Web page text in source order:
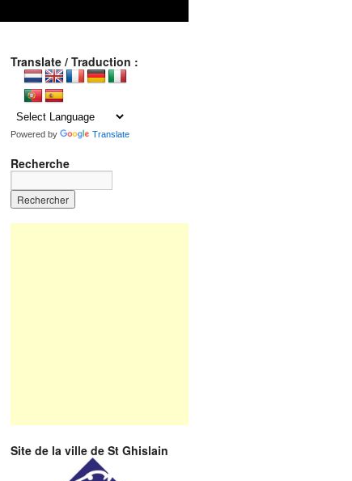
Translate / Traduction :
Powered by Translate
Recherche
Site de la ville de St Ghislain